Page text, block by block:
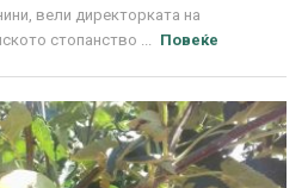
вели директорката на
стопанство ...
Повеќе